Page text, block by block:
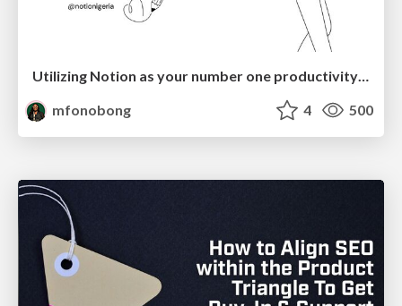
Utilizing Notion as your number one productivity tool
mfonobong
4 500